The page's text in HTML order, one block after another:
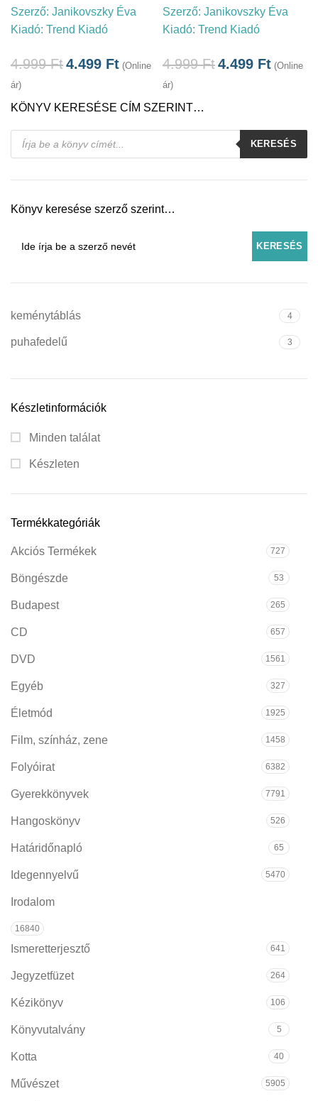
KÖNYV KERESÉSE CÍM SZERINT…
Products
search
KERESÉS
Könyv keresése szerző szerint…
keménytáblás 4
puhafedelű 3
Készletinformációk
Minden találat
Készleten
Termékkategóriák
Akciós Termékek 727
Böngészde 53
Budapest 265
CD 657
DVD 1561
Egyéb 327
Életmód 1925
Film, színház, zene 1458
Folyóirat 6382
Gyerekkönyvek 7791
Hangoskönyv 526
Határidőnapló 65
Idegennyelvű 5470
Irodalom
16840
Ismeretterjesztő 641
Jegyzetfüzet 264
Kézikönyv 106
Könyvutalvány 5
Kotta 40
Művészet 5905
Szerző: Janikovszky Éva
Kiadó: Trend Kiadó
4.999Ft4.499 Ft (Online
ár)
Szerző: Janikovszky Éva
Kiadó: Trend Kiadó
4.999Ft4.499 Ft (Online
ár)